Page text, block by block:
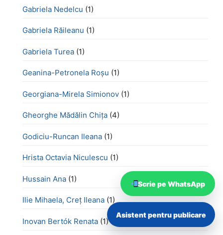
Gabriela Nedelcu (1)
Gabriela Răileanu (1)
Gabriela Turea (1)
Geanina-Petronela Roșu (1)
Georgiana-Mirela Simionov (1)
Gheorghe Mădălin Chiţa (4)
Godiciu-Runcan Ileana (1)
Hrista Octavia Niculescu (1)
Hussain Ana (1)
Ilie Mihaela, Creț Ileana (1)
Inovan Bertók Renata (1)
Scrie pe WhatsApp
Asistent pentru publicare